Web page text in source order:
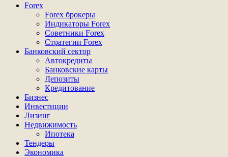
Основное
Forex
Forex брокеры
Индикаторы Forex
Советники Forex
Стратегии Forex
Банковский сектор
Автокредиты
Банковские карты
Депозиты
Кредитование
Бизнес
Инвестиции
Лизинг
Недвижимость
Ипотека
Тендеры
Экономика